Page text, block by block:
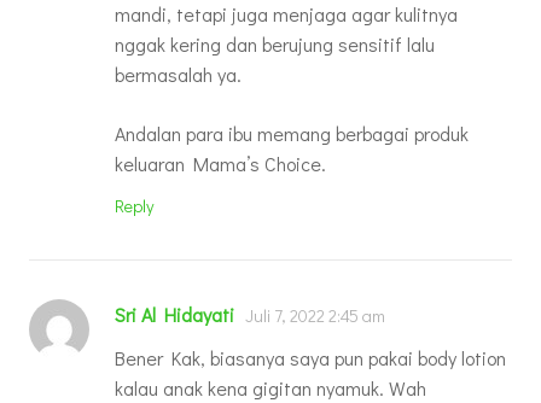
mandi, tetapi juga menjaga agar kulitnya
nggak kering dan berujung sensitif lalu
bermasalah ya.
Andalan para ibu memang berbagai produk
keluaran Mama’s Choice.
Reply
Sri Al Hidayati Juli 7, 2022 2:45 am
Bener Kak, biasanya saya pun pakai body lotion
kalau anak kena gigitan nyamuk. Wah